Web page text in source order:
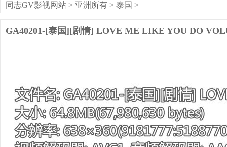
同志GV影视网站 > 亚洲所有 > 泰国 >
GA40201-[泰国][剧情] LOVE ME LIKE YOU DO